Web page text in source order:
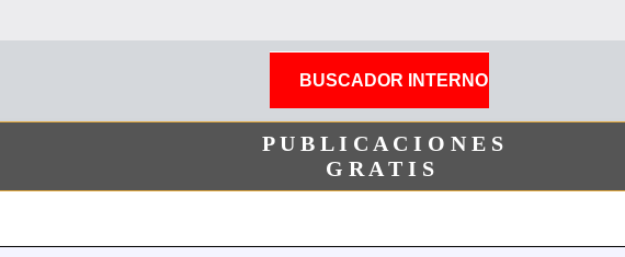
P U B L I C A C I O N E S
G R A T I S